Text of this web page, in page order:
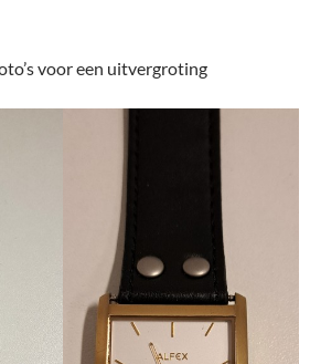
voor een uitvergroting